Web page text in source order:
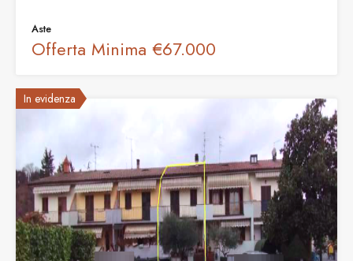
Aste
Offerta Minima €67.000
In evidenza